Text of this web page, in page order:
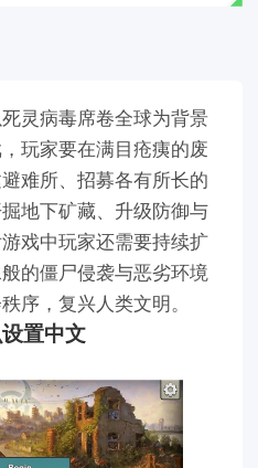
灵病毒席卷全球为背景
玩家要在满目疮痍的废
难所、招募各有所长的
地下矿藏、升级防御与
戏中玩家还需要持续扩
的僵尸侵袭与恶劣环境
序，复兴人类文明。
置中文